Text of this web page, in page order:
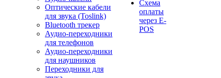
Оптические кабели
для звука (Toslink)
Bluetooth трекер
Аудио-переходники
для телефонов
Аудио-переходники
для наушников
Переходники для
Схема
оплаты
через E-
POS